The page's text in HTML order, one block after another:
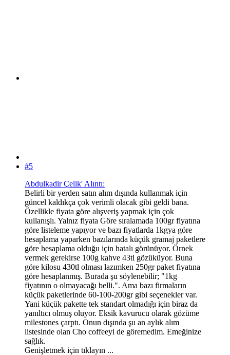
#5
Abdulkadir Çelik' Alıntı:
Belirli bir yerden satın alım dışında kullanmak için
güncel kaldıkça çok verimli olacak gibi geldi bana.
Özellikle fiyata göre alışveriş yapmak için çok
kullanışlı. Yalnız fiyata Göre sıralamada 100gr fiyatına
göre listeleme yapıyor ve bazı fiyatlarda 1kgya göre
hesaplama yaparken bazılarında küçük gramaj paketlere
göre hesaplama olduğu için hatalı görünüyor. Örnek
vermek gerekirse 100g kahve 43tl gözüküyor. Buna
göre kilosu 430tl olması lazımken 250gr paket fiyatına
göre hesaplanmış. Burada şu söylenebilir; "1kg
fiyatının o olmayacağı belli.". Ama bazı firmaların
küçük paketlerinde 60-100-200gr gibi seçenekler var.
Yani küçük pakette tek standart olmadığı için biraz da
yanıltıcı olmuş oluyor. Eksik kavurucu olarak gözüme
milestones çarptı. Onun dışında şu an aylık alım
listesinde olan Cho coffeeyi de göremedim. Emeğinize
sağlık.
Genişletmek için tıklayın ...